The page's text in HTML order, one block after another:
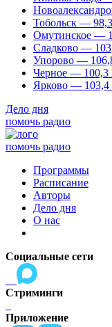
Тобольск —
Омутинское —
Сладково —
Упорово —
Черное — 100,3
Ярково — 103,4
Дело дня
помочь радио
помочь радио
Программы
Расписание
Авторы
Дело дня
О нас
Социальные сети
Стриминги
Приложение